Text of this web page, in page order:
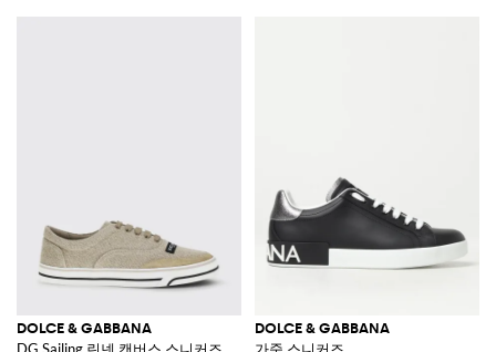
DOLCE & GABBANA DOLCE & GABBANA